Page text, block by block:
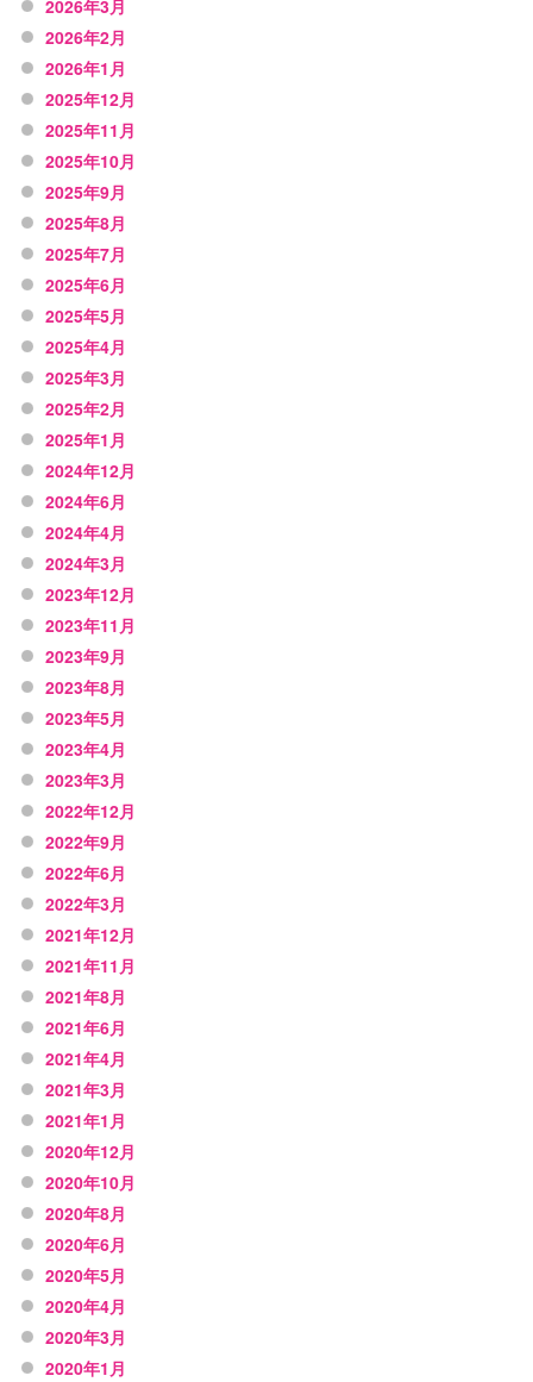
2026年3月
2026年2月
2026年1月
2025年12月
2025年11月
2025年10月
2025年9月
2025年8月
2025年7月
2025年6月
2025年5月
2025年4月
2025年3月
2025年2月
2025年1月
2024年12月
2024年6月
2024年4月
2024年3月
2023年12月
2023年11月
2023年9月
2023年8月
2023年5月
2023年4月
2023年3月
2022年12月
2022年9月
2022年6月
2022年3月
2021年12月
2021年11月
2021年8月
2021年6月
2021年4月
2021年3月
2021年1月
2020年12月
2020年10月
2020年8月
2020年6月
2020年5月
2020年4月
2020年3月
2020年1月